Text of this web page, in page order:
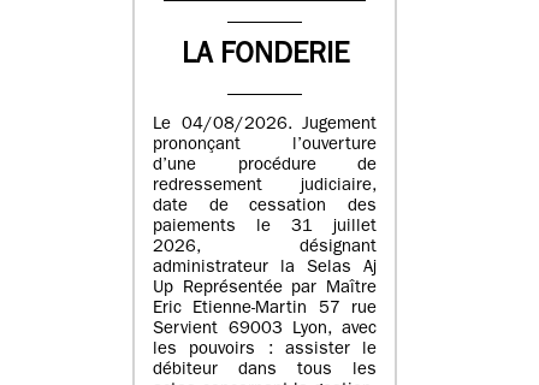
LA FONDERIE
Le 04/08/2026. Jugement
prononçant l’ouverture
d’une procédure de
redressement judiciaire,
date de cessation des
paiements le 31 juillet
2026, désignant
administrateur la Selas Aj
Up Représentée par Maître
Eric Etienne-Martin 57 rue
Servient 69003 Lyon, avec
les pouvoirs : assister le
débiteur dans tous les